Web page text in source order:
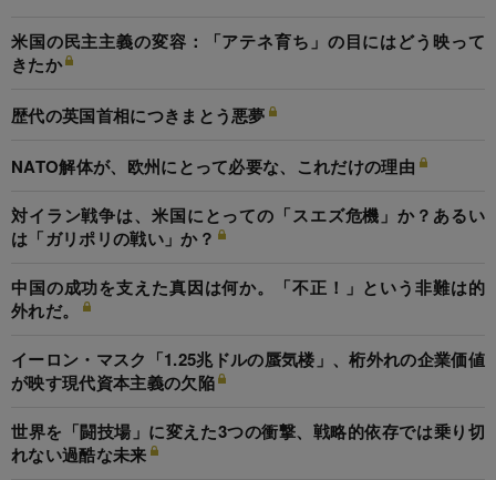
米国の民主主義の変容：「アテネ育ち」の目にはどう映って
きたか
歴代の英国首相につきまとう悪夢
NATO解体が、欧州にとって必要な、これだけの理由
対イラン戦争は、米国にとっての「スエズ危機」か？あるい
は「ガリポリの戦い」か？
中国の成功を支えた真因は何か。「不正！」という非難は的
外れだ。
イーロン・マスク「1.25兆ドルの蜃気楼」、桁外れの企業価値
が映す現代資本主義の欠陥
世界を「闘技場」に変えた3つの衝撃、戦略的依存では乗り切
れない過酷な未来